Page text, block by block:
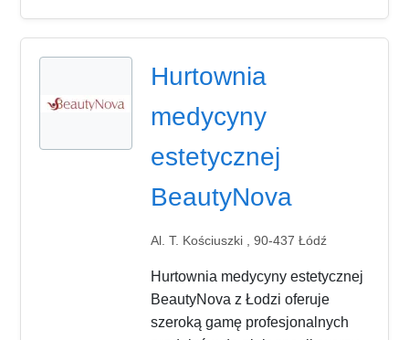
Hurtownia
medycyny
estetycznej
BeautyNova
Al. T. Kościuszki , 90-437 Łódź
Hurtownia medycyny estetycznej
BeautyNova z Łodzi oferuje
szeroką gamę profesjonalnych